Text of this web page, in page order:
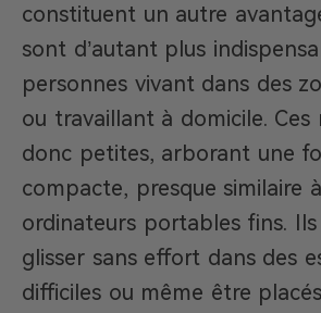
constituent un autre
sont d’autant plus
personnes vivant dans des
ou travaillant à domicile. Ces
donc petites, arborant une
compacte, presque similaire
ordinateurs portables fins.
glisser sans effort dans des
difficiles ou même être